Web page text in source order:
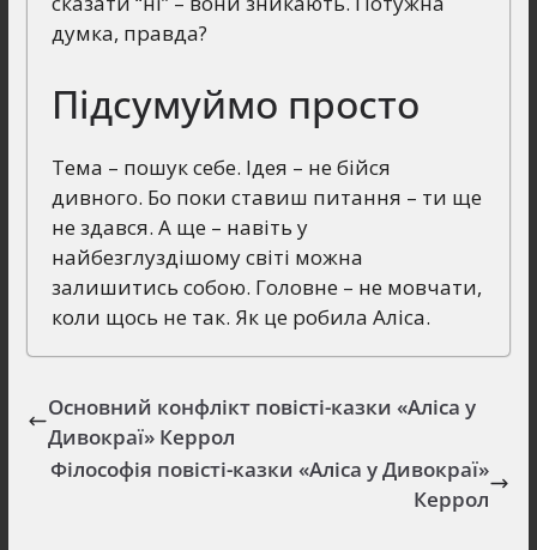
думка, правда?
Підсумуймо просто
Тема – пошук себе. Ідея – не бійся
дивного. Бо поки ставиш питання – ти ще
не здався. А ще – навіть у
найбезглуздішому світі можна
залишитись собою. Головне – не мовчати,
коли щось не так. Як це робила Аліса.
Основний конфлікт повісті-казки «Аліса у
Дивокраї» Керрол
Філософія повісті-казки «Аліса у Дивокраї»
Керрол